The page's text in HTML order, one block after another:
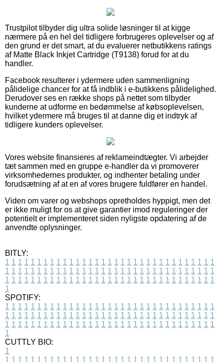
Trustpilot tilbyder dig ultra solide løsninger til at kigge
nærmere på en hel del tidligere forbrugeres oplevelser og af
den grund er det smart, at du evaluerer netbutikkens ratings
af Matte Black Inkjet Cartridge (T9138) forud for at du
handler.
Facebook resulterer i ydermere uden sammenligning
pålidelige chancer for at få indblik i e-butikkens pålidelighed.
Derudover ses en række shops på nettet som tilbyder
kunderne at udforme en bedømmelse af købsoplevelsen,
hvilket ydermere må bruges til at danne dig et indtryk af
tidligere kunders oplevelser.
Vores website finansieres af reklameindtægter. Vi arbejder
tæt sammen med en gruppe e-handler da vi promoverer
virksomhedernes produkter, og indhenter betaling under
forudsætning af at en af vores brugere fuldfører en handel.
Viden om varer og webshops opretholdes hyppigt, men det
er ikke muligt for os at give garantier imod reguleringer der
potentielt er implementeret siden nyligste opdatering af de
anvendte oplysninger.
BITLY:
1 1 1 1 1 1 1 1 1 1 1 1 1 1 1 1 1 1 1 1 1 1 1 1 1 1 1 1 1 1 1 1 1
1 1 1 1 1 1 1 1 1 1 1 1 1 1 1 1 1 1 1 1 1 1 1 1 1 1 1 1 1 1 1 1 1
1 1 1 1 1 1 1 1 1 1 1 1 1 1 1 1 1 1 1 1 1 1 1 1 1 1 1 1 1 1 1 1 1
1
SPOTIFY:
1 1 1 1 1 1 1 1 1 1 1 1 1 1 1 1 1 1 1 1 1 1 1 1 1 1 1 1 1 1 1 1 1
1 1 1 1 1 1 1 1 1 1 1 1 1 1 1 1 1 1 1 1 1 1 1 1 1 1 1 1 1 1 1 1 1
1 1 1 1 1 1 1 1 1 1 1 1 1 1 1 1 1 1 1 1 1 1 1 1 1 1 1 1 1 1 1 1 1
1
CUTTLY BIO:
1
1 1 1 1 1 1 1 1 1 1 1 1 1 1 1 1 1 1 1 1 1 1 1 1 1 1 1 1 1 1 1 1 1